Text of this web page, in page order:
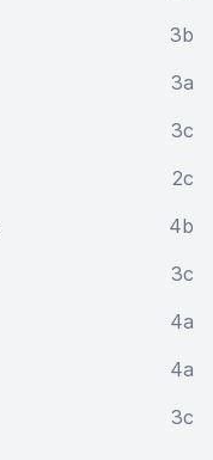
3b
3a
3c
2c
4b
3c
4a
4a
3c